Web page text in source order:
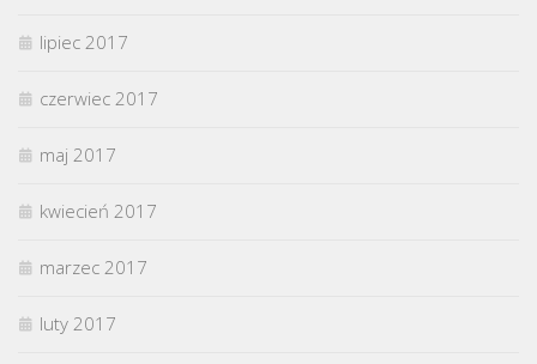
lipiec 2017
czerwiec 2017
maj 2017
kwiecień 2017
marzec 2017
luty 2017